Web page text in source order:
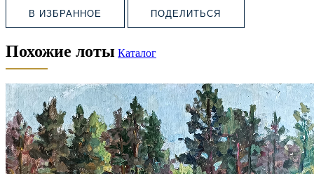
В ИЗБРАННОЕ ПОДЕЛИТЬСЯ
Похожие лоты Каталог